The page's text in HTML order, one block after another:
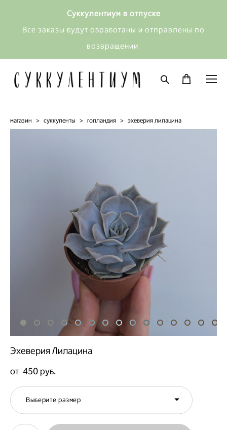
Суккулентиум в отпуске
Все заказы будут обработаны и отправлены по
возвращении
магазин > суккуленты > голландия > эхеверия лилацина
Эхеверия Лилацина
от 450 pуб.
Выберите размер